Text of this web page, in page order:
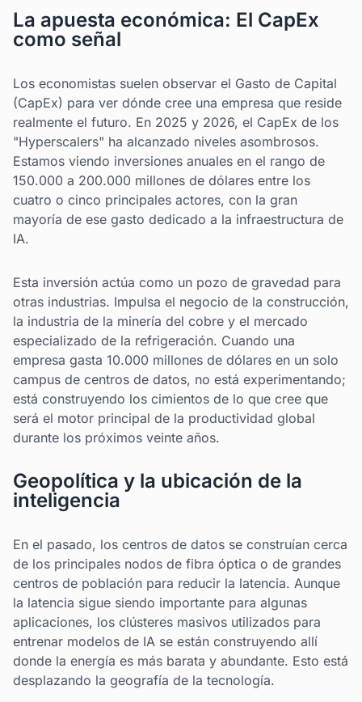
La apuesta económica: El CapEx
como señal
Los economistas suelen observar el Gasto de Capital
(CapEx) para ver dónde cree una empresa que reside
realmente el futuro. En 2025 y 2026, el CapEx de los
"Hyperscalers" ha alcanzado niveles asombrosos.
Estamos viendo inversiones anuales en el rango de
150.000 a 200.000 millones de dólares entre los
cuatro o cinco principales actores, con la gran
mayoría de ese gasto dedicado a la infraestructura de
IA.
Esta inversión actúa como un pozo de gravedad para
otras industrias. Impulsa el negocio de la construcción,
la industria de la minería del cobre y el mercado
especializado de la refrigeración. Cuando una
empresa gasta 10.000 millones de dólares en un solo
campus de centros de datos, no está experimentando;
está construyendo los cimientos de lo que cree que
será el motor principal de la productividad global
durante los próximos veinte años.
Geopolítica y la ubicación de la
inteligencia
En el pasado, los centros de datos se construían cerca
de los principales nodos de fibra óptica o de grandes
centros de población para reducir la latencia. Aunque
la latencia sigue siendo importante para algunas
aplicaciones, los clústeres masivos utilizados para
entrenar modelos de IA se están construyendo allí
donde la energía es más barata y abundante. Esto está
desplazando la geografía de la tecnología.